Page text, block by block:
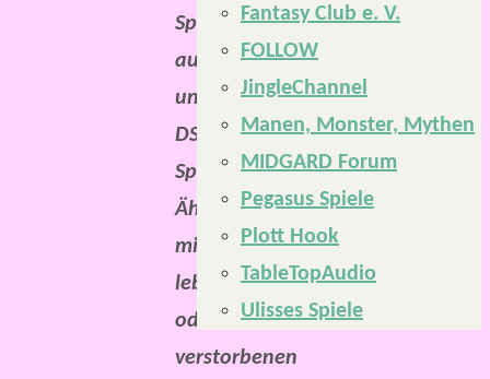
Spielbericht
aus
unserer
DSA-
Spielrunde.
Ähnlichkeiten
mit
lebenden
oder
verstorbenen
Fantasy Club e. V.
FOLLOW
JingleChannel
Manen, Monster, Mythen
MIDGARD Forum
Pegasus Spiele
Plott Hook
TableTopAudio
Ulisses Spiele